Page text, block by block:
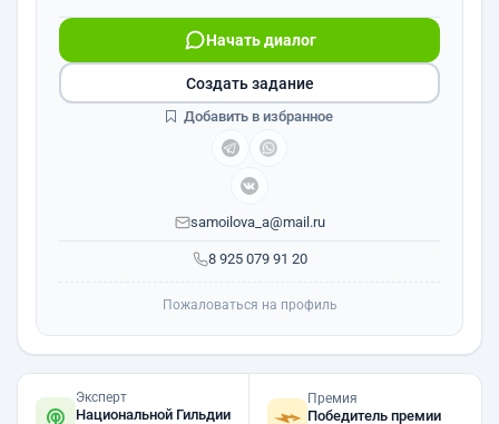
8 925 079 91 20
Начать диалог
samoilova_a@mail.ru
Создать задание
Добавить в избранное
Пожаловаться на профиль
Эксперт
Национальной Гильдии
Премия
Победитель премии